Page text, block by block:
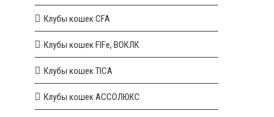
Клубы кошек CFA
Клубы кошек FIFe, ВОКЛК
Клубы кошек TICA
Клубы кошек АССОЛЮКС